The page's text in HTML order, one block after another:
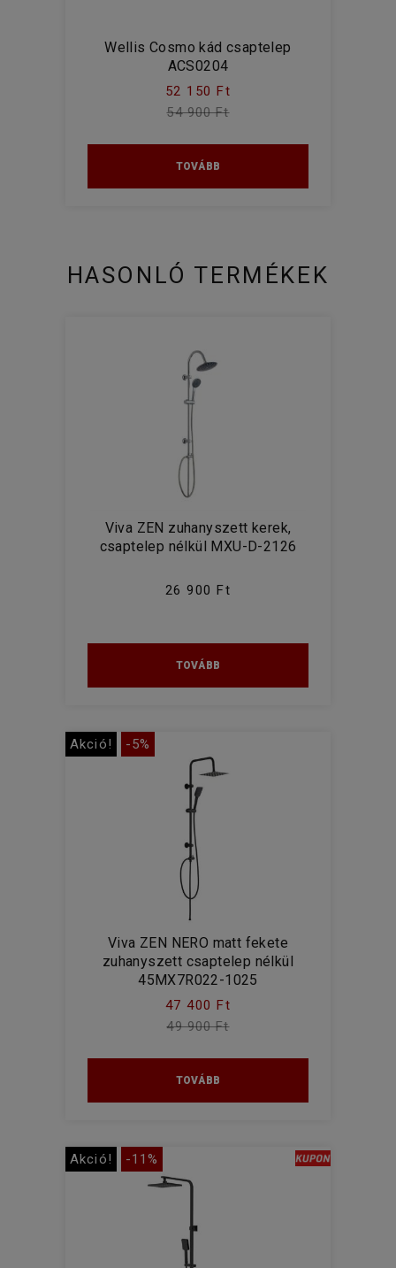
Wellis Cosmo kád csaptelep
ACS0204
52 150 Ft
54 900 Ft
TOVÁBB
HASONLÓ TERMÉKEK
Viva ZEN zuhanyszett kerek,
csaptelep nélkül MXU-D-2126
26 900 Ft
TOVÁBB
Akció! -5%
Viva ZEN NERO matt fekete
zuhanyszett csaptelep nélkül
45MX7R022-1025
47 400 Ft
49 900 Ft
TOVÁBB
Akció! -11%